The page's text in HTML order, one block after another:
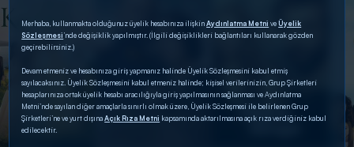
DİĞER SONUÇLAR
Merhaba, kullanmakta olduğunuz üyelik hesabınıza ilişkinAydınlatma Metni veÜyelik
Sözleşmesi’nde değişiklik yapılmıştır. (İlgili değişiklikleri bağlantıları kullanarak gözden
geçirebilirsiniz.)
Devam etmeniz ve hesabınıza giriş yapmanız halinde Üyelik Sözleşmesini kabul etmiş
sayılacaksınız. Üyelik Sözleşmesini kabul etmeniz halinde; kişisel verilerinizin, Grup Şirketleri
hesaplarınıza ortak üyelik hesabı aracılığıyla giriş yapılmasının sağlanması ve Aydınlatma
Metni’nde sayılan diğer amaçlarla sınırlı olmak üzere, Üyelik Sözleşmesi ile belirlenen Grup
Şirketleri’ne ve yurt dışınaAçık Rıza Metni kapsamında aktarılmasına açık rıza verdiğiniz kabul
edilecektir.